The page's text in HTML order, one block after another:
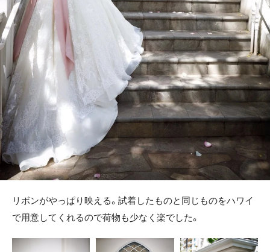
リボンがやっぱり映える。試着したものと同じものをハワイ
で用意してくれるので荷物も少なく楽でした。